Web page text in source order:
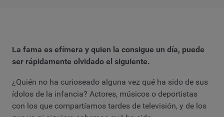
La fama es efímera y quien la consigue un día, puede
ser rápidamente olvidado el siguiente.
¿Quién no ha curioseado alguna vez qué ha sido de sus
ídolos de la infancia? Actores, músicos o deportistas
con los que compartíamos tardes de televisión, y de los